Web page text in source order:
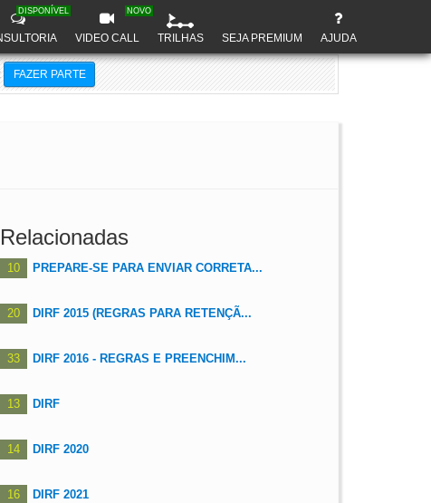
DISPONÍVEL
VIDEO CALL
NOVO
TRILHAS SEJA PREMIUM AJUDA
FAZER PARTE
Relacionadas
10 PREPARE-SE PARA ENVIAR CORRETA...
20 DIRF 2015 (REGRAS PARA RETENÇÃ...
33 DIRF 2016 - REGRAS E PREENCHIM...
13 DIRF
14 DIRF 2020
16 DIRF 2021